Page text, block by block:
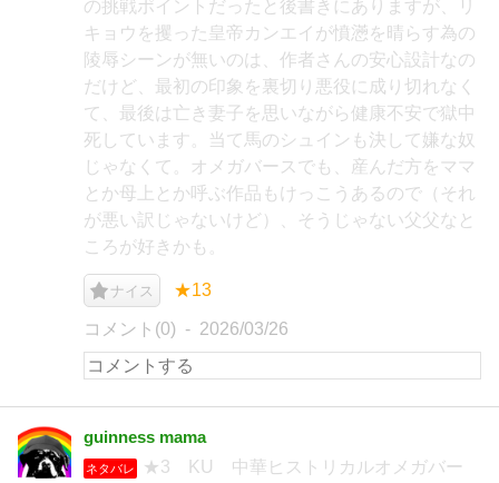
の挑戦ポイントだったと後書きにありますが、リ
キョウを攫った皇帝カンエイが憤懣を晴らす為の
陵辱シーンが無いのは、作者さんの安心設計なの
だけど、最初の印象を裏切り悪役に成り切れなく
て、最後は亡き妻子を思いながら健康不安で獄中
死しています。当て馬のシュインも決して嫌な奴
じゃなくて。オメガバースでも、産んだ方をママ
とか母上とか呼ぶ作品もけっこうあるので（それ
が悪い訳じゃないけど）、そうじゃない父父なと
ころが好きかも。
ナイス ★13
コメント(0) 2026/03/26
guinness mama
ネタバレ
★3 KU 中華ヒストリカルオメガバー